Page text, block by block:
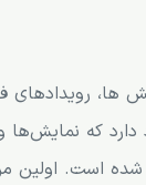
ها،
که نمایش‌ها
شده است.